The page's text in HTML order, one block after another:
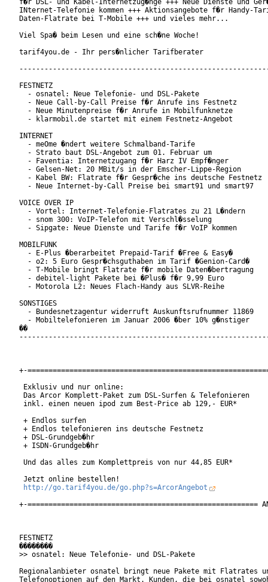
f�r DSL- und Kabel-Internetzug�nge +++ Neue Dienste und
INternet-Telefonie kommen +++ Aktionsangebote f�r Handy-
Daten-Flatrate bei T-Mobile +++ und vieles mehr...
Viel Spa� beim Lesen und eine sch�ne Woche!
tarif4you.de - Ihr pers�nlicher Tarifberater
FESTNETZ
  - osnatel: Neue Telefonie- und DSL-Pakete
  - Neue Call-by-Call Preise f�r Anrufe ins Festnetz
  - Neue Minutenpreise f�r Anrufe in Mobilfunknetze
  - klarmobil.de startet mit einem Festnetz-Angebot
INTERNET
  - meOme �ndert weitere Schmalband-Tarife
  - Strato baut DSL-Angebot zum 01. Februar um
  - Faventia: Internetzugang f�r Harz IV Empf�nger
  - Gelsen-Net: 20 MBit/s in der Emscher-Lippe-Region
  - Kabel BW: Flatrate f�r Gespr�che ins deutsche Festnetz
  - Neue Internet-by-Call Preise bei smart91 und smart97
VOICE OVER IP
  - Vortel: Internet-Telefonie-Flatrates zu 21 L�ndern
  - snom 300: VoIP-Telefon mit Verschl�sselung
  - Sipgate: Neue Dienste und Tarife f�r VoIP kommen
MOBILFUNK
  - E-Plus �berarbeitet Prepaid-Tarif �Free & Easy�
  - o2: 5 Euro Gespr�chsguthaben im Tarif �Genion-Card�
  - T-Mobile bringt Flatrate f�r mobile Daten�bertragung
  - debitel-light Pakete bei �Plus� f�r 9,99 Euro
  - Motorola L2: Neues Flach-Handy aus SLVR-Reihe
SONSTIGES
  - Bundesnetzagentur widerruft Auskunftsrufnummer 11869
  - Mobiltelefonieren im Januar 2006 �ber 10% g�nstiger
��
+-
Exklusiv und nur online:
Das Arcor Komplett-Paket zum DSL-Surfen & Telefonieren
inkl. einen neuen ipod zum Best-Price ab 129,- EUR*
+ Endlos surfen
+ Endlos telefonieren ins deutsche Festnetz
+ DSL-Grundgeb�hr
+ ISDN-Grundgeb�hr
Und das alles zum Komplettpreis von nur 44,85 EUR*
Jetzt online bestellen!
http://go.tarif4you.de/go.php?s=ArcorAngebot
+-=======================================================
FESTNETZ
��������
>> osnatel: Neue Telefonie- und DSL-Pakete
Regionalanbieter osnatel bringt neue Pakete mit Flatrates
Telefonoptionen auf den Markt. Kunden, die bei osnatel